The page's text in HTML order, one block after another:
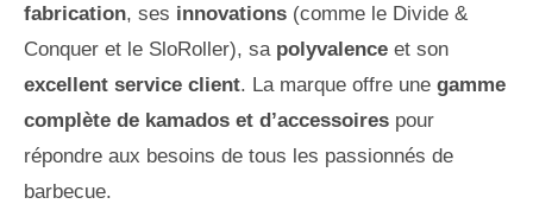
fabrication, ses innovations (comme le Divide &
Conquer et le SloRoller), sa polyvalence et son
excellent service client. La marque offre une gamme
complète de kamados et d’accessoires pour
répondre aux besoins de tous les passionnés de
barbecue.